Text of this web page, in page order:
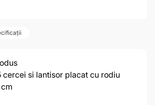
cercei si lantisor placat cu rodiu